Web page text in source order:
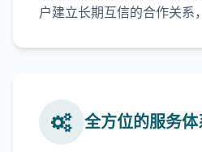
户建立长期互信的合作关系
全方位的服务体